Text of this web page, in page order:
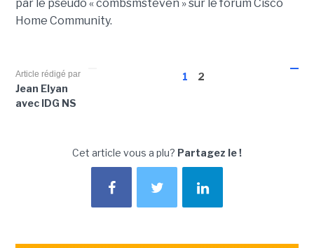
par le pseudo « combsmsteven » sur le forum Cisco
Home Community.
1 2
Article rédigé par
Jean Elyan
avec IDG NS
Cet article vous a plu? Partagez le !